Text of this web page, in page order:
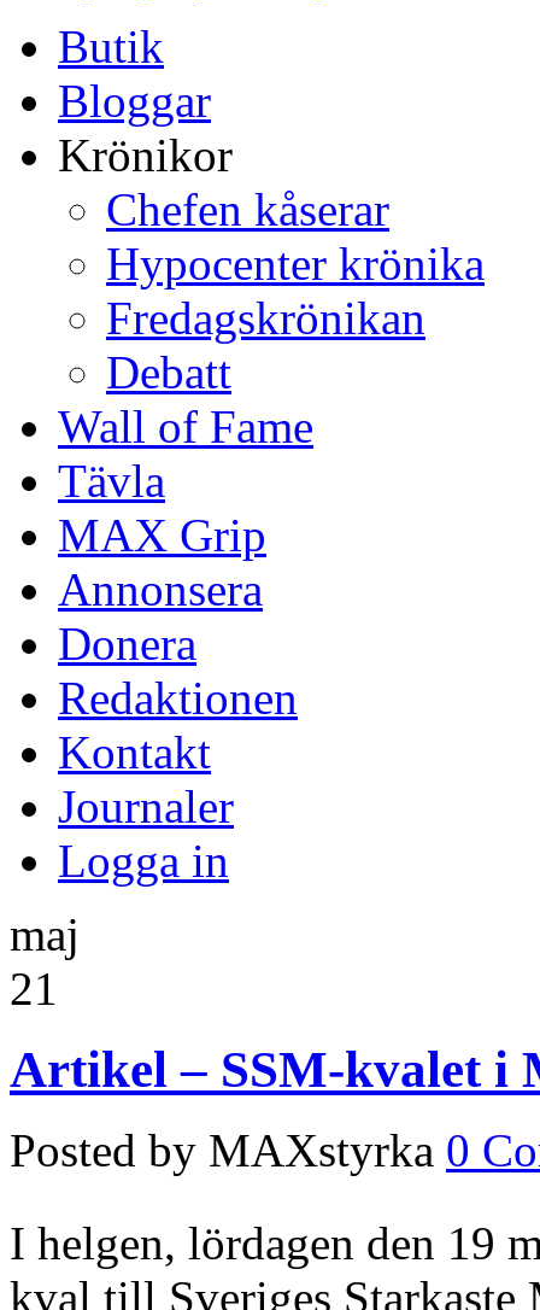
Butik
Bloggar
Krönikor
Chefen kåserar
Hypocenter krönika
Fredagskrönikan
Debatt
Wall of Fame
Tävla
MAX Grip
Annonsera
Donera
Redaktionen
Kontakt
Journaler
Logga in
maj
21
Artikel – SSM-kvalet i
Posted by MAXstyrka 0
I helgen, lördagen den 19
kval till Sveriges Starkaste